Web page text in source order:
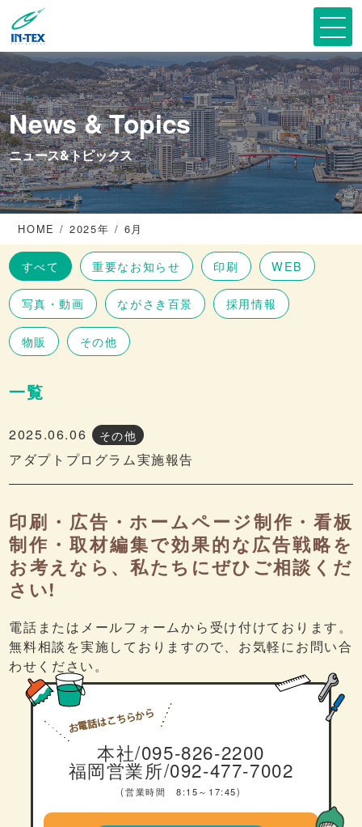
News & Topics
ニュース&トピックス
HOME 2025年 6月
すべて 重要なお知らせ 印刷 WEB
写真・動画 ながさき百景 採用情報
物販 その他
一覧
2025.06.06 その他
アダプトプログラム実施報告
印刷・広告・ホームページ制作・看板
制作・取材編集で効果的な広告戦略を
お考えなら、私たちにぜひご相談くだ
さい!
電話またはメールフォームから受け付けております。
無料相談を実施しておりますので、お気軽にお問い合
わせください。
本社/095-826-2200
福岡営業所/092-477-7002
(営業時間 8:15～17:45)